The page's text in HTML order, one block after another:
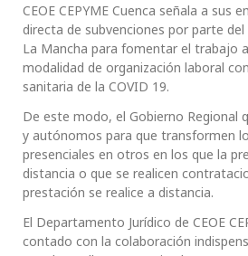
CEOE CEPYME Cuenca señala a sus
directa de subvenciones por parte
La Mancha para fomentar el trabajo
modalidad de organización laboral
sanitaria de la COVID 19.
De este modo, el Gobierno Regional
y autónomos para que transformen
presenciales en otros en los que la
distancia o que se realicen
prestación se realice a distancia.
El Departamento Jurídico de CEOE
contado con la colaboración